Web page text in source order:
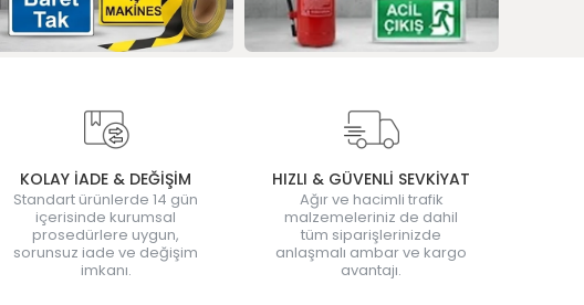
KOLAY İADE & DEĞİŞİM
Standart ürünlerde 14 gün
içerisinde kurumsal
prosedürlere uygun,
sorunsuz iade ve değişim
imkanı.
HIZLI & GÜVENLİ SEVKİYAT
Ağır ve hacimli trafik
malzemeleriniz de dahil
tüm siparişlerinizde
anlaşmalı ambar ve kargo
avantajı.